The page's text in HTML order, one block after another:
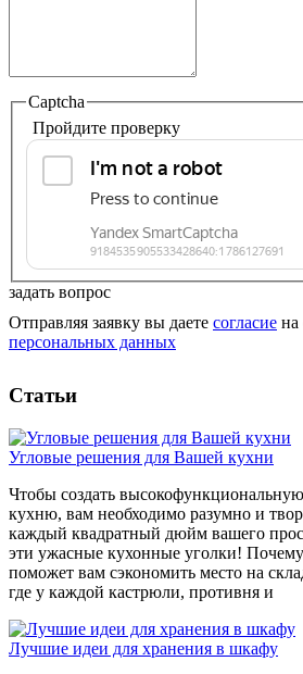
Captcha
Пройдите проверку
задать вопрос
Отправляя заявку вы даете согласие на
персональных данных
Статьи
Угловые решения для Вашей кухни
Чтобы создать
кухню, вам необходимо разумно и
каждый квадратный дюйм вашего
эти ужасные кухонные уголки!
поможет вам сэкономить место на
где у каждой кастрюли, противня и
Лучшие идеи для хранения в шкафу